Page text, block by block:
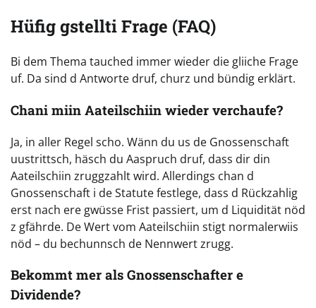
Hüfig gstellti Frage (FAQ)
Bi dem Thema tauched immer wieder die gliiche Frage
uf. Da sind d Antworte druf, churz und bündig erklärt.
Chani miin Aateilschiin wieder verchaufe?
Ja, in aller Regel scho. Wänn du us de Gnossenschaft
uustrittsch, häsch du Aaspruch druf, dass dir din
Aateilschiin zruggzahlt wird. Allerdings chan d
Gnossenschaft i de Statute festlege, dass d Rückzahlig
erst nach ere gwüsse Frist passiert, um d Liquidität nöd
z gfährde. De Wert vom Aateilschiin stigt normalerwiis
nöd – du bechunnsch de Nennwert zrugg.
Bekommt mer als Gnossenschafter e
Dividende?